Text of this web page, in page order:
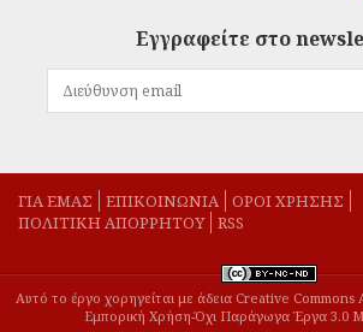
Εγγραφείτε στο
ΓΙΑ ΕΜΑΣ EΠΙΚΟΙΝΩΝΙΑ
ΟΡΟΙ ΧΡΗΣΗΣ
ΠΟΛΙΤΙΚΗ ΑΠΟΡΡΗΤΟΥ
RSS
Αυτό το έργο χορηγείται με άδεια Creative
Εμπορική Χρήση-Όχι Παράγωγα Έργα 3.0